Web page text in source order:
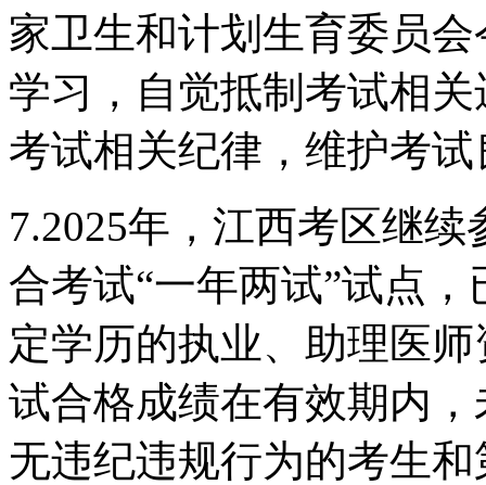
家卫生和计划生育委员
学习，自觉抵制考试相
考试相关纪律，维护考
7.2025年，江西考区继
合考试“一年两试”试点
定学历的执业、助理医
试合格成绩在有效期内
无违纪违规行为的考生